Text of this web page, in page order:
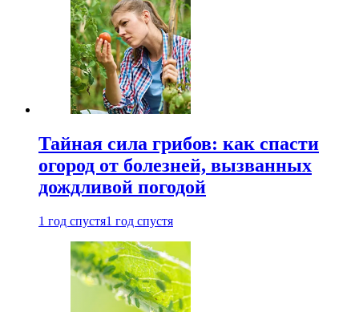
Тайная сила грибов: как спасти
огород от болезней, вызванных
дождливой погодой
1 год спустя1 год спустя